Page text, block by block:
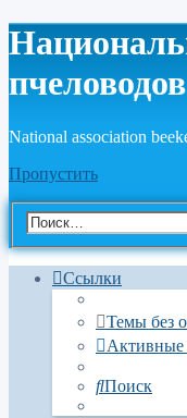
National association
Пропустить
Ссылки
Темы без
Активные
Поиск